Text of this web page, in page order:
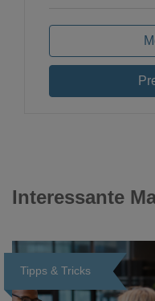
Interessante
Tipps & Tricks